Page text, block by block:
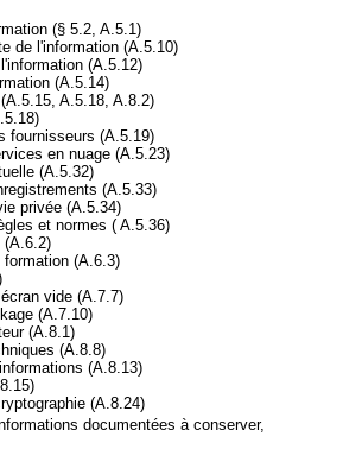
(§ 5.2, A.5.1)
de l'information (A.5.10)
(A.5.12)
(A.5.14)
A.5.18, A.8.2)
fournisseurs (A.5.19)
en nuage (A.5.23)
(A.5.32)
(A.5.33)
privée (A.5.34)
et normes ( A.5.36)
(A.6.2)
(A.6.3)
vide (A.7.7)
(A.7.10)
(A.8.1)
(A.8.8)
(A.8.13)
(A.8.24)
documentées à conserver,